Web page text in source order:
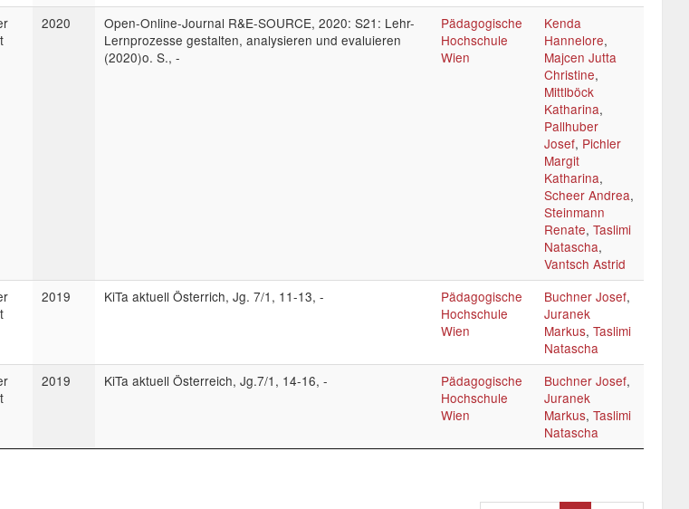
2020
Open-Online-Journal R&E-SOURCE, 2020: S21: Lehr-
Lernprozesse gestalten, analysieren und evaluieren
(2020)o. S., -
Pädagogische
Hochschule
Wien
Kenda
Hannelore,
Majcen Jutta
Christine,
Mittlböck
Katharina,
Pallhuber
Josef, Pichler
Margit
Katharina,
Scheer Andrea,
Steinmann
Renate, Taslimi
Natascha,
Vantsch Astrid
2019 KiTa aktuell Österrich, Jg. 7/1, 11-13, -
Pädagogische
Hochschule
Wien
Buchner Josef,
Juranek
Markus, Taslimi
Natascha
2019 KiTa aktuell Österreich, Jg.7/1, 14-16, -
Pädagogische
Hochschule
Wien
Buchner Josef,
Juranek
Markus, Taslimi
Natascha